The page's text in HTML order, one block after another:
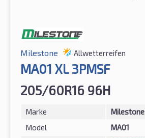
Milestone Allwetterreifen
MA01 XL 3PMSF
205/60R16 96H
Marke
Milestone
Model
MA01